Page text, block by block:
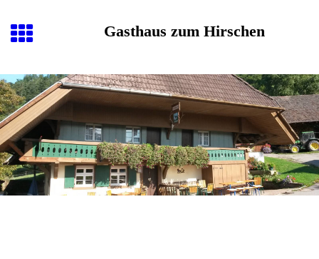
Gasthaus zum Hirschen